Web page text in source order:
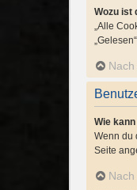
Wozu ist
„Alle
Wie
Wenn du
Seite